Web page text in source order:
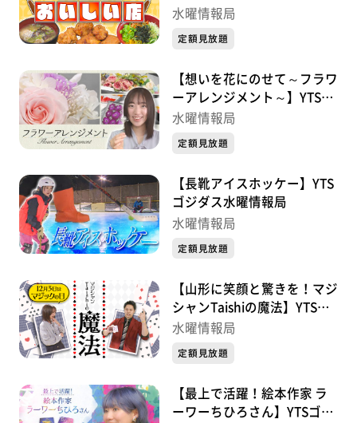
曜情報局
水曜情報局
定額見放題
【想いを花にのせて～フラワ
ーアレンジメント～】YTSゴ
ジダス水曜情報局
水曜情報局
定額見放題
【長靴アイスホッケー】YTS
ゴジダス水曜情報局
水曜情報局
定額見放題
【山形に笑顔と驚きを！マジ
シャンTaishiの魔法】YTSゴ
ジダス水曜情報局
水曜情報局
定額見放題
【最上で活躍！絵本作家 ラ
ーワーちひろさん】YTSゴジ